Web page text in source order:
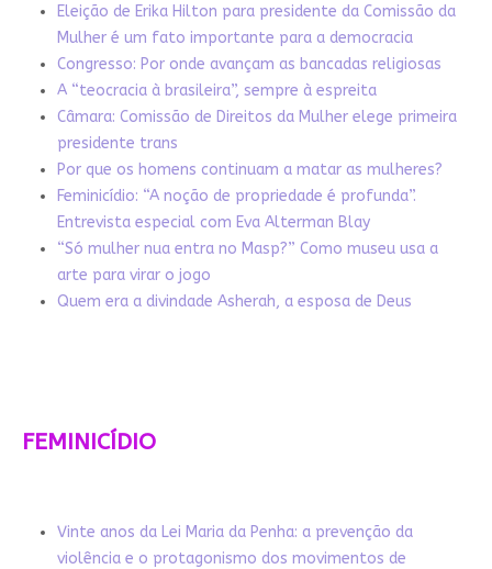
Eleição de Erika Hilton para presidente da Comissão da
Mulher é um fato importante para a democracia
Congresso: Por onde avançam as bancadas religiosas
A “teocracia à brasileira”, sempre à espreita
Câmara: Comissão de Direitos da Mulher elege primeira
presidente trans
Por que os homens continuam a matar as mulheres?
Feminicídio: “A noção de propriedade é profunda”.
Entrevista especial com Eva Alterman Blay
“Só mulher nua entra no Masp?” Como museu usa a
arte para virar o jogo
Quem era a divindade Asherah, a esposa de Deus
FEMINICÍDIO
Vinte anos da Lei Maria da Penha: a prevenção da
violência e o protagonismo dos movimentos de